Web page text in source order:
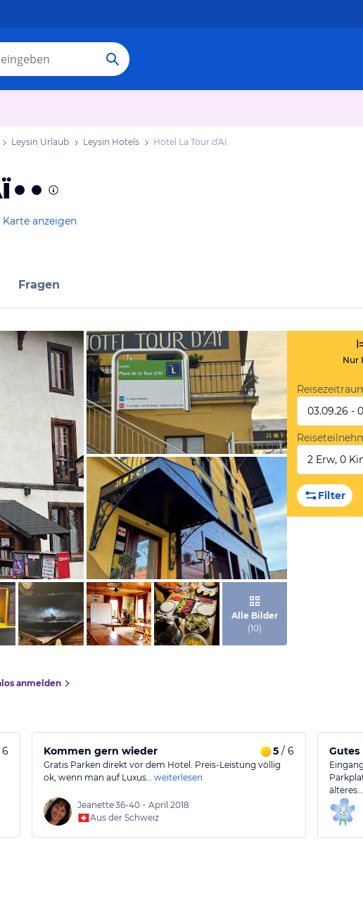
Leysin Urlaub Leysin Hotels Hotel La Tour d'Aï
Karte anzeigen
Fragen
von Expedia
von Expedia
Alle Bilder
(10)
Nur
03.09.26 -
2 Erw, 0
Filter
anmelden
Kommen gern wieder 5/ 6
Gratis Parken direkt vor dem Hotel. Preis-Leistung völlig
ok, wenn man auf Luxus… weiterlesen
Jeanette36-40 • April 2018
Aus der Schweiz
Gutes
älteres…